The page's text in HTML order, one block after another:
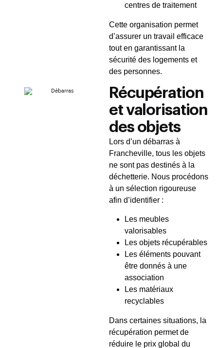
centres de traitement
Cette organisation permet
d’assurer un travail efficace
tout en garantissant la
sécurité des logements et
des personnes.
Récupération
et valorisation
des objets
Lors d’un débarras à
Francheville, tous les objets
ne sont pas destinés à la
déchetterie. Nous procédons
à un sélection rigoureuse
afin d’identifier :
Les meubles
valorisables
Les objets récupérables
Les éléments pouvant
être donnés à une
association
Les matériaux
recyclables
Dans certaines situations, la
récupération permet de
réduire le prix global du